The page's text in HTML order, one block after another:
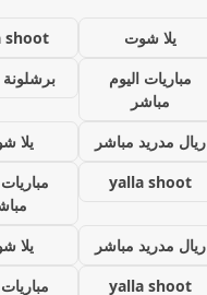
يلا شوت
shoot
مباريات اليوم
مباشر
ريال مدريد مباشر
يلا
yalla shoot
ريال مدريد مباشر
يلا
yalla shoot